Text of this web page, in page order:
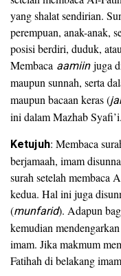
yang shalat sendirian.
perempuan, anak-anak,
posisi berdiri, duduk,
Membaca aamiinjuga
maupun sunnah, serta
maupun bacaan keras (
ini dalam Mazhab
Ketujuh: Membaca
berjamaah, imam
surah setelah membaca
kedua. Hal ini juga
(munfarid). Adapun
kemudian
imam. Jika makmum
Fatihah di belakang